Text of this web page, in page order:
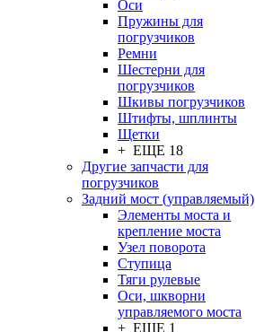
Оси
Пружины для
погрузчиков
Ремни
Шестерни для
погрузчиков
Шкивы погрузчиков
Штифты, шплинты
Щетки
+ ЕЩЕ 18
Другие запчасти для
погрузчиков
Задний мост (управляемый)
Элементы моста и
крепление моста
Узел поворота
Ступица
Тяги рулевые
Оси, шкворни
управляемого моста
+ ЕЩЕ 1